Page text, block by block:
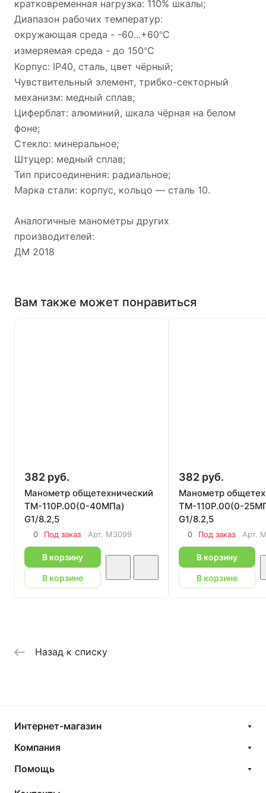
кратковременная нагрузка: 110% шкалы;
Диапазон рабочих температур:
окружающая среда - -60...+60°С
измеряемая среда - до 150°С
Корпус: IP40, сталь, цвет чёрный;
Чувствительный элемент, трибко-секторный
механизм: медный сплав;
Циферблат: алюминий, шкала чёрная на белом
фоне;
Стекло: минеральное;
Штуцер: медный сплав;
Тип присоединения: радиальное;
Марка стали: корпус, кольцо — сталь 10.
Аналогичные манометры других
производителей:
ДМ 2018
Вам также может понравиться
382 руб.
Манометр общетехнический
ТМ-110Р.00(0-40МПа)
G1/8.2,5
0 Под заказ Арт. M3099
В корзину
В корзине
382 руб.
Манометр
ТМ-110Р.00(0-
G1/8.2,5
0 Под заказ Арт.
В корзину
В корзине
Назад к списку
Интернет-магазин
Компания
Помощь